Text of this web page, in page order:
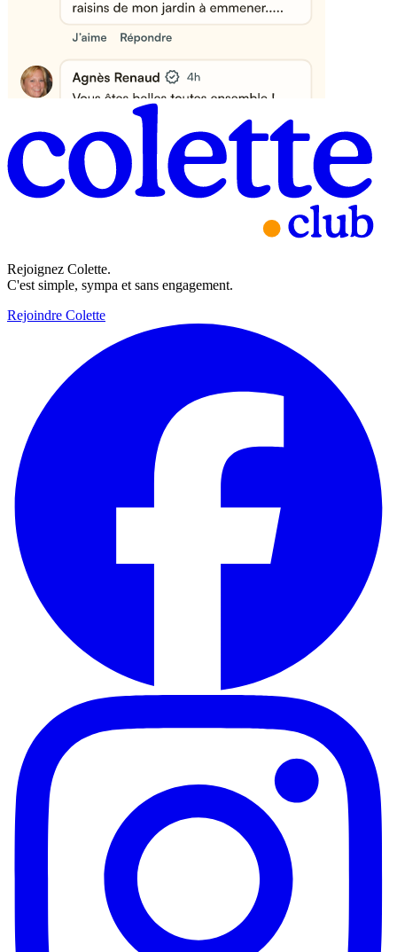
Rejoignez Colette.
C'est simple, sympa et sans engagement.
Rejoindre Colette